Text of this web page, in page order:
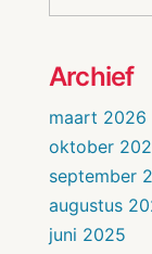
Archief
maart 2026
oktober
september
augustus
juni 2025